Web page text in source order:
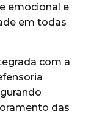
emocional e
em todas
com a
das